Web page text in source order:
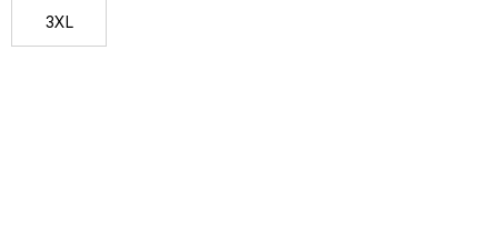
3XL